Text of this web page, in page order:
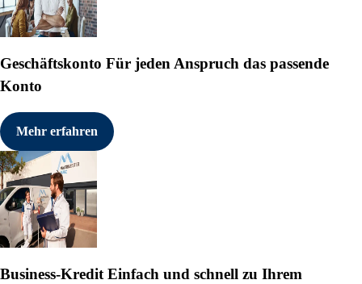
Geschäftskonto Für jeden Anspruch das passende
Konto
Mehr erfahren
Business-Kredit Einfach und schnell zu Ihrem